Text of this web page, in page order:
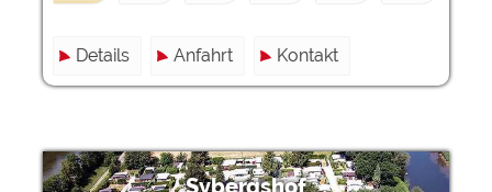
Details Anfahrt Kontakt
Sybergshof